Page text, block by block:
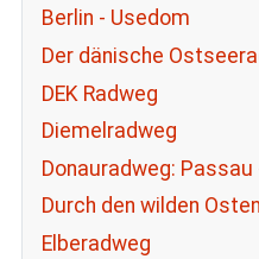
Berlin - Usedom
Der dänische
DEK Radweg
Diemelradweg
Donauradweg: Passau
Durch den wilden Osten
Elberadweg